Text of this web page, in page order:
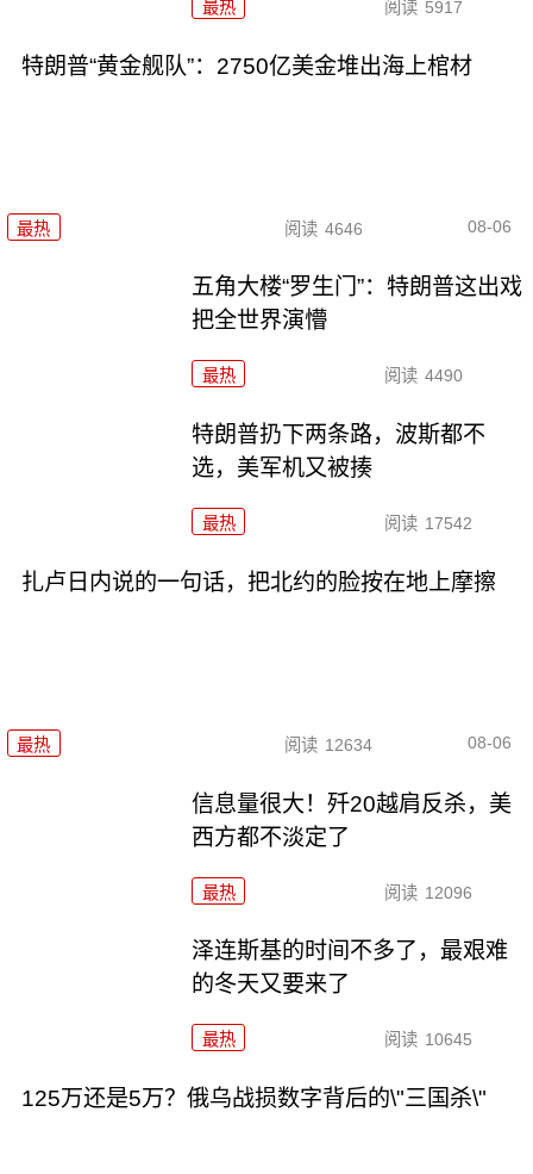
最热 阅读 5917
特朗普“黄金舰队”：2750亿美金堆出海上棺材
最热 阅读 4646 08-06
五角大楼“罗生门”：特朗普这出戏
把全世界演懵
最热 阅读 4490
特朗普扔下两条路，波斯都不
选，美军机又被揍
最热 阅读 17542
扎卢日内说的一句话，把北约的脸按在地上摩擦
最热 阅读 12634 08-06
信息量很大！歼20越肩反杀，美
西方都不淡定了
最热 阅读 12096
泽连斯基的时间不多了，最艰难
的冬天又要来了
最热 阅读 10645
125万还是5万？俄乌战损数字背后的\"三国杀\"